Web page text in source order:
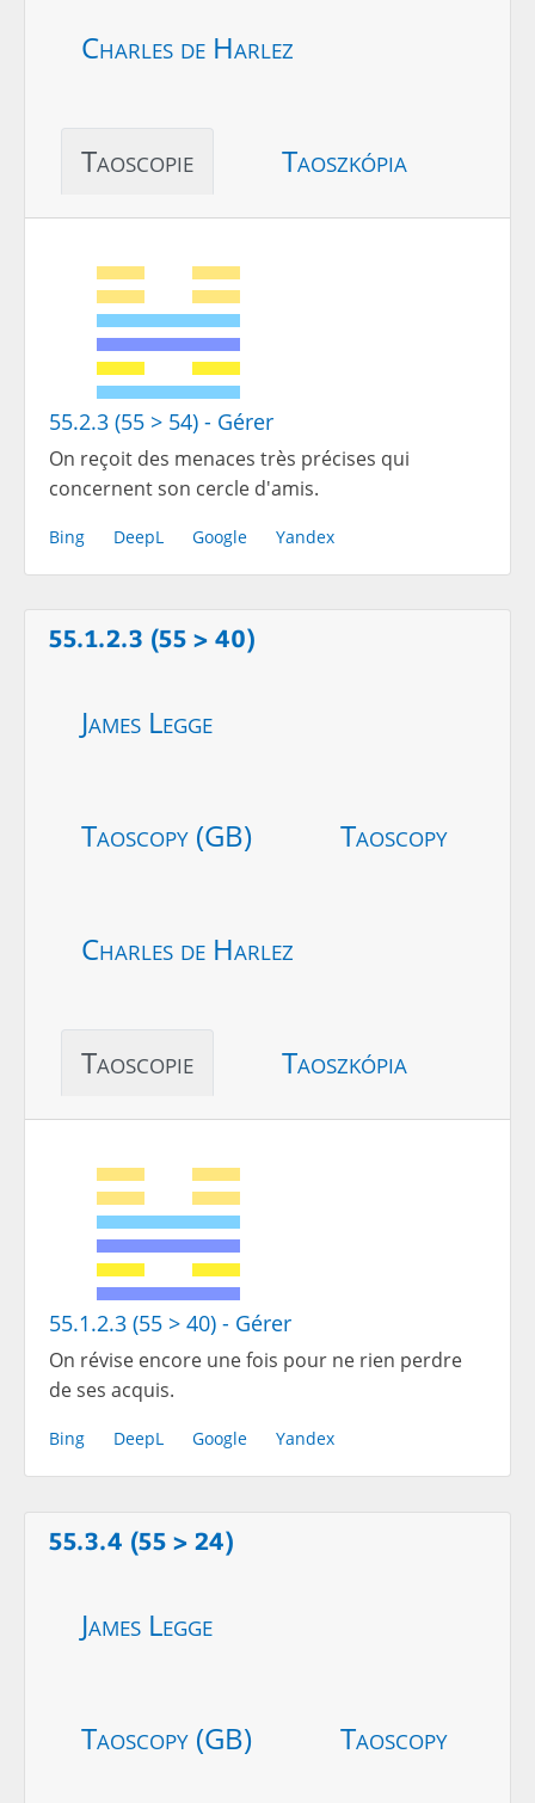
Charles de Harlez
Taoscopie Taoszkópia
55.2.3 (55 > 54) - Gérer
On reçoit des menaces très précises qui
concernent son cercle d'amis.
Bing DeepL Google Yandex
55.1.2.3 (55 > 40)
James Legge
Taoscopy (GB) Taoscopy
Charles de Harlez
Taoscopie Taoszkópia
55.1.2.3 (55 > 40) - Gérer
On révise encore une fois pour ne rien perdre
de ses acquis.
Bing DeepL Google Yandex
55.3.4 (55 > 24)
James Legge
Taoscopy (GB) Taoscopy